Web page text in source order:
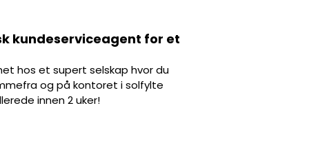
kundeserviceagent for et
hos et supert selskap hvor du
og på kontoret i solfylte
innen 2 uker!